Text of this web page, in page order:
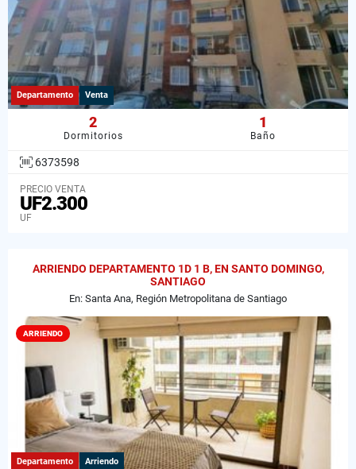
Departamento Venta
2
Dormitorios
1
Baño
6373598
PRECIO VENTA
UF2.300
UF
ARRIENDO DEPARTAMENTO 1D 1 B, EN SANTO DOMINGO,
SANTIAGO
En: Santa Ana, Región Metropolitana de Santiago
ARRIENDO
Departamento Arriendo